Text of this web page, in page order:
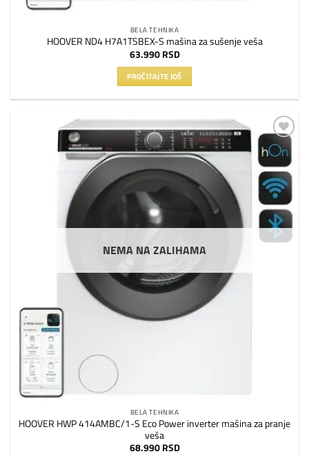
BELA TEHNIKA
HOOVER ND4 H7A1TSBEX-S mašina za sušenje veša
63.990 RSD
PROČITAJTE JOŠ
Dodaj
na
listu
želja
NEMA NA ZALIHAMA
BELA TEHNIKA
HOOVER HWP 414AMBC/1-S Eco Power inverter mašina za pranje
veša
68.990 RSD